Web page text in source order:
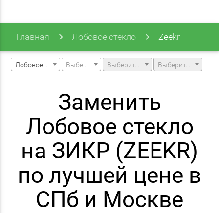
Главная Лобовое стекло Zeekr
Выберите модель машины Выберите модификацию
Заменить
Лобовое стекло
на ЗИКР (ZEEKR)
по лучшей цене в
СПб и Москве